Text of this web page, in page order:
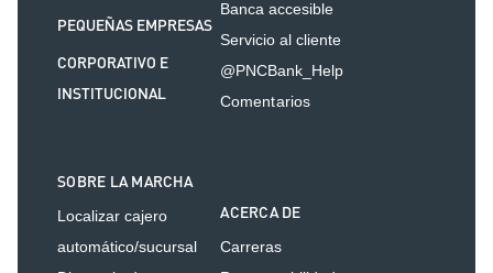
PEQUEÑAS EMPRESAS
CORPORATIVO E
INSTITUCIONAL
Banca accesible
Servicio al cliente
@PNCBank_Help
Comentarios
SOBRE LA MARCHA
Localizar cajero
automático/sucursal
ACERCA DE
Carreras